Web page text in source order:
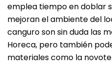
emplea tiempo en doblar
mejoran el ambiente del
canguro son sin duda las
Horeca, pero también
materiales como la